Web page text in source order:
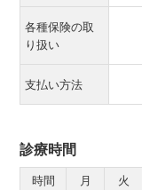
各種保険の取
り扱い
支払い方法
診療時間
時間 月 火